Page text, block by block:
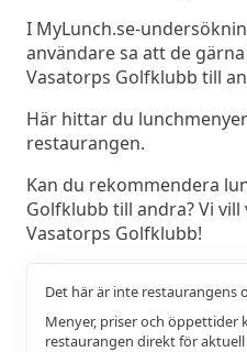
I MyLunch.se-
användare sa att de
Vasatorps Golfklubb till
Här hittar du
restaurangen.
Kan du rekommendera
Golfklubb till andra? Vi
Vasatorps Golfklubb!
Det här är inte restaurangens
Menyer, priser och öppettider
restaurangen direkt för